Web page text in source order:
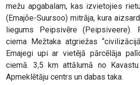
mežu apgabalam, kas izvietojies
(Emajõe-Suursoo) mitrāja, kura
liegums Peipsivēre (Peipsiveere).
ciema Mežtaka atgriežas
Emajegi upi ar vietējā pārcēlāja
ciemā. 3,5 km attālumā no
Apmeklētāju centrs un dabas taka.